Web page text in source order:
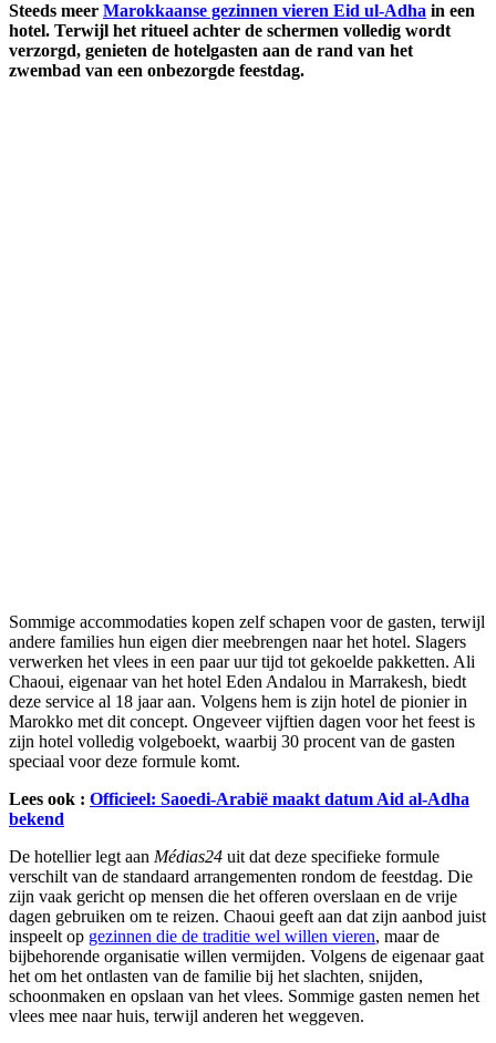
Steeds meer Marokkaanse gezinnen vieren Eid ul-Adha in een
hotel. Terwijl het ritueel achter de schermen volledig wordt
verzorgd, genieten de hotelgasten aan de rand van het
zwembad van een onbezorgde feestdag.
Sommige accommodaties kopen zelf schapen voor de gasten, terwijl
andere families hun eigen dier meebrengen naar het hotel. Slagers
verwerken het vlees in een paar uur tijd tot gekoelde pakketten. Ali
Chaoui, eigenaar van het hotel Eden Andalou in Marrakesh, biedt
deze service al 18 jaar aan. Volgens hem is zijn hotel de pionier in
Marokko met dit concept. Ongeveer vijftien dagen voor het feest is
zijn hotel volledig volgeboekt, waarbij 30 procent van de gasten
speciaal voor deze formule komt.
Lees ook : Officieel: Saoedi-Arabië maakt datum Aid al-Adha
bekend
De hotellier legt aan Médias24 uit dat deze specifieke formule
verschilt van de standaard arrangementen rondom de feestdag. Die
zijn vaak gericht op mensen die het offeren overslaan en de vrije
dagen gebruiken om te reizen. Chaoui geeft aan dat zijn aanbod juist
inspeelt op gezinnen die de traditie wel willen vieren, maar de
bijbehorende organisatie willen vermijden. Volgens de eigenaar gaat
het om het ontlasten van de familie bij het slachten, snijden,
schoonmaken en opslaan van het vlees. Sommige gasten nemen het
vlees mee naar huis, terwijl anderen het weggeven.